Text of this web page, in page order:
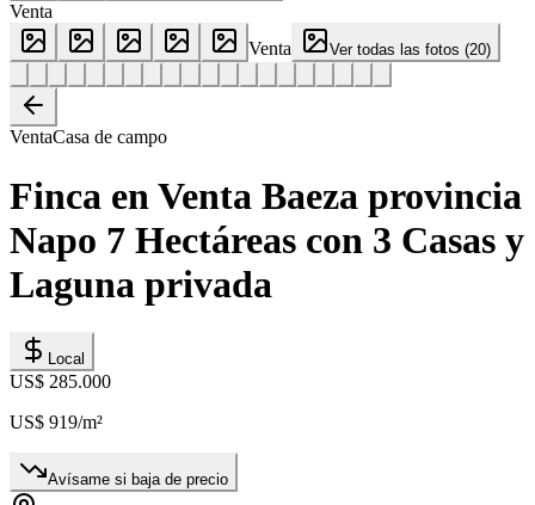
Venta
Venta
Ver todas las fotos (20)
VentaCasa de campo
Finca en Venta Baeza provincia
Napo 7 Hectáreas con 3 Casas y
Laguna privada
Local
US$ 285.000
US$ 919/m²
Avísame si baja de precio